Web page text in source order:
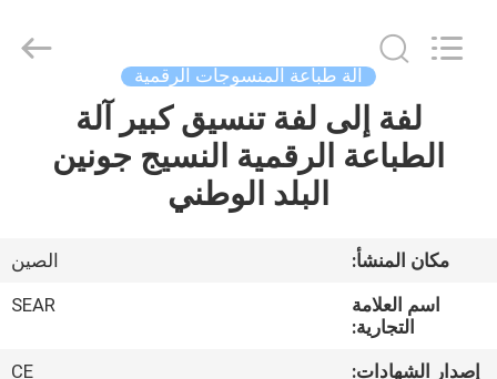
أشرطة
فيديو
حول
Supplier
آلة طباعة المنسوجات الرقمية
لفة إلى لفة تنسيق كبير آلة
الطباعة الرقمية النسيج جونين
البلد الوطني
مكان المنشأ:
الصين
اسم العلامة
التجارية:
SEAR
إصدار الشهادات:
CE